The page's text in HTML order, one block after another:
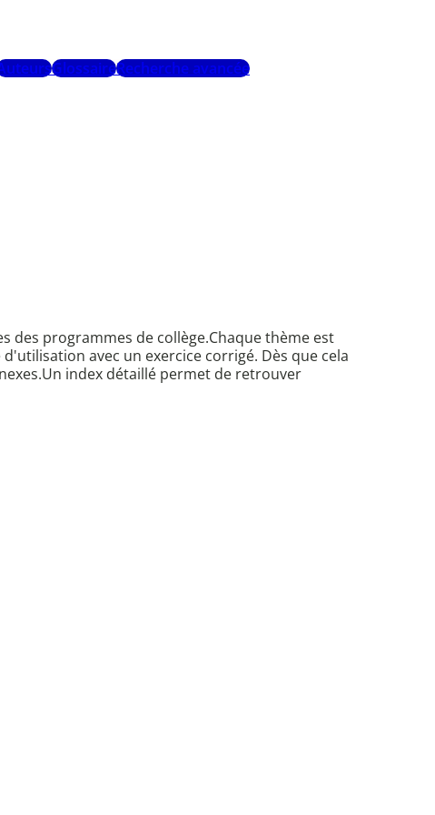
GlossaireRecherche avancée
des programmes de collège.Chaque thème est
avec un exercice corrigé. Dès que cela
index détaillé permet de retrouver